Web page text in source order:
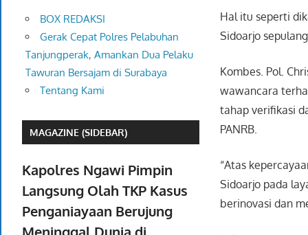
Hal itu seperti
Sidoarjo
Kombes. Pol.
wawancara
tahap verifikasi
PANRB.
“Atas
Sidoarjo pada
berinovasi dan
BOX REDAKSI
Gerak Cepat Polres Pelabuhan
Tanjungperak, Amankan Dua Pelaku
Tawuran Bersajam di Surabaya
Tentang Kami
MAGAZINE (SIDEBAR)
Kapolres Ngawi Pimpin
Langsung Olah TKP Kasus
Penganiayaan Berujung